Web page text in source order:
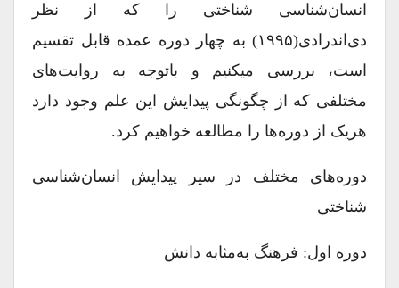
انسان‌شناسی شناختی را که از نظر
دی‌اندرادی(۱۹۹۵) به چهار دوره عمده قابل تقسیم
است، بررسی می‎کنیم و باتوجه به روایت‌های
مختلفی که از چگونگی پیدایش این علم وجود دارد
هریک از دوره‌ها را مطالعه خواهیم کرد.
دوره‌های مختلف در سیر پیدایش انسان‌شناسی
شناختی
دوره اول: فرهنگ به‌مثابه دانش